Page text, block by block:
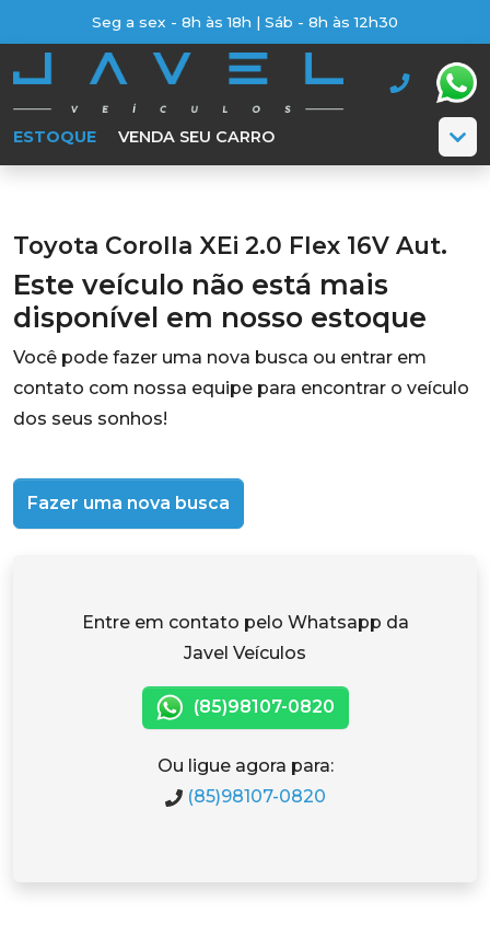
Seg a sex - 8h às 18h | Sáb - 8h às 12h30
ESTOQUE VENDA SEU CARRO
Toyota Corolla XEi 2.0 Flex 16V Aut.
Este veículo não está mais
disponível em nosso estoque
Você pode fazer uma nova busca ou entrar em
contato com nossa equipe para encontrar o veículo
dos seus sonhos!
Fazer uma nova busca
Entre em contato pelo Whatsapp da
Javel Veículos
(85)98107-0820
Ou ligue agora para:
(85)98107-0820